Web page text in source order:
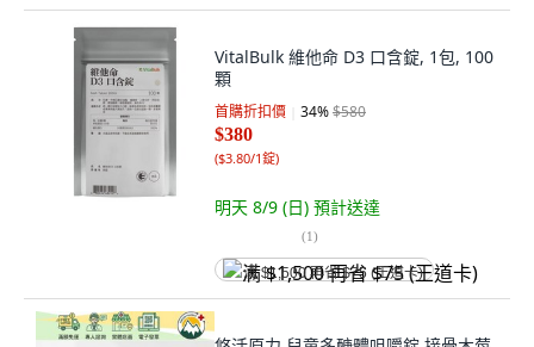
VitalBulk 維他命 D3 口含錠, 1包, 100
顆
首購折扣價 34%$580
$380
($3.80/1錠)
明天 8/9 (日) 預計送達
(1)
满 $1,500 再省 $75 (王道卡)